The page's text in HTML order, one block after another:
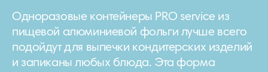
Одноразовые контейнеры PRO service из
пищевой алюминиевой фольги лучше всего
подойдут для выпечки кондитерских изделий
и запиканы любых блюда. Эта форма